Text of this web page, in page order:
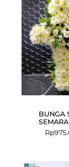
BUNGA
Rp